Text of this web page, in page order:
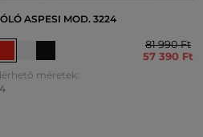
ASPESI MOD. 3224
81 990 Ft
57 390 Ft
méretek: